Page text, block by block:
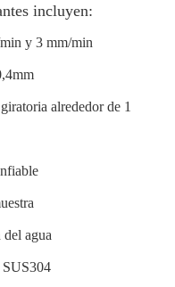
incluyen:
y 3 mm/min
alrededor de 1
agua